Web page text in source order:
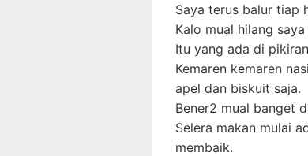
Saya terus balur tiap
Kalo mual hilang
Itu yang ada di
Kemaren kemaren
apel dan biskuit saja.
Bener2 mual banget
Selera makan mulai
membaik.